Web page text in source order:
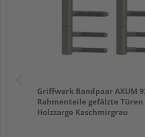
Griffwerk Bandpaar AXUM
Rahmenteile gefälzte
Holzzarge Kaschmirgrau